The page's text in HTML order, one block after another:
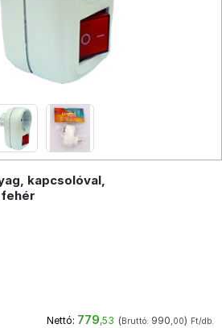
kapcsolóval,
Nettó: 779,53 (Bruttó: 990,00) Ft/db.